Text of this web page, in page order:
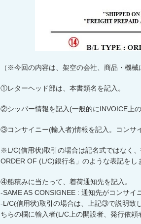
（※今回の内容は、架空の会社、商品・機
①レターヘッド部は、本書類名を記入。
②シッパー情報を記入 (一般的にINVOICE 上
③コンサイニー(輸入者)情報を記入。コンサ
※L/C(信用状)取引の場合は記名式ではなく
ORDER OF (L/C)銀行名」のような表記をし
④船積みに当たって、着荷通知先を記入。
-SAME AS CONSIGNEE : 通知先がコンサイ
-L/C(信用状)取引の場合は、上記③で説明致
ちらの欄に輸入者(L/C 上の開設者、発行依頼